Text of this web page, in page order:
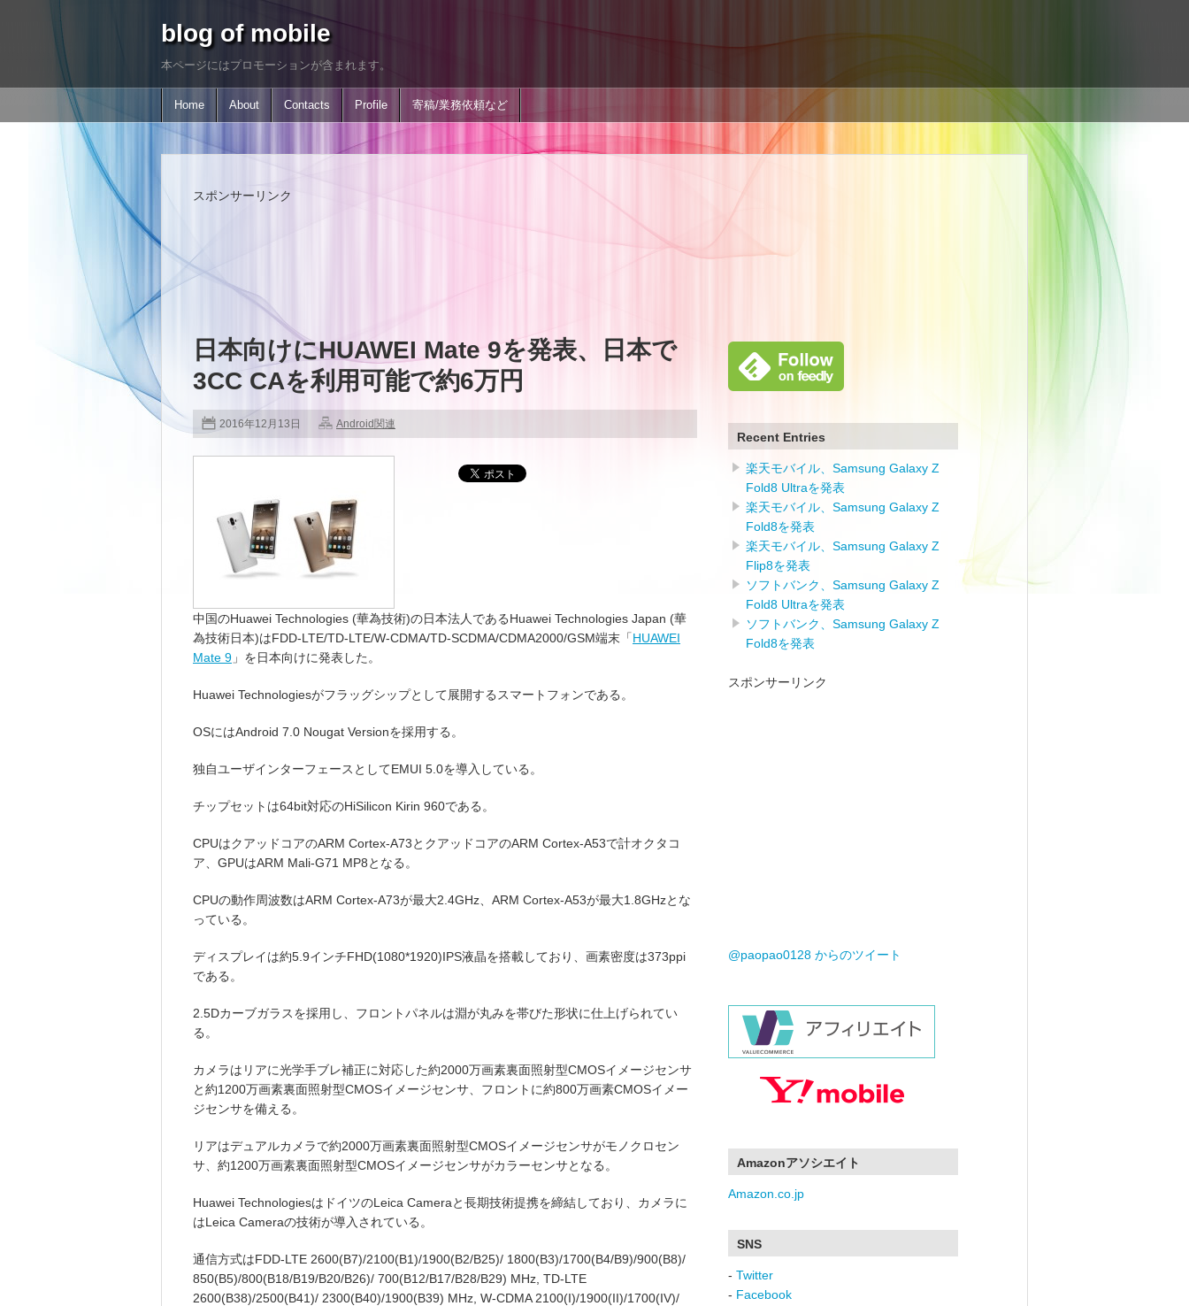
blog of mobile
本ページにはプロモーションが含まれます。
Home About Contacts Profile 寄稿/業務依頼など
スポンサーリンク
日本向けにHUAWEI Mate 9を発表、日本で
3CC CAを利用可能で約6万円
2016年12月13日 Android関連
中国のHuawei Technologies (華為技術)の日本法人であるHuawei Technologies Japan (華
為技術日本)はFDD-LTE/TD-LTE/W-CDMA/TD-SCDMA/CDMA2000/GSM端末「HUAWEI
Mate 9 」を日本向けに発表した。
Huawei Technologiesがフラッグシップとして展開するスマートフォンである。
OSにはAndroid 7.0 Nougat Versionを採用する。
独自ユーザインターフェースとしてEMUI 5.0を導入している。
チップセットは64bit対応のHiSilicon Kirin 960である。
CPUはクアッドコアのARM Cortex-A73とクアッドコアのARM Cortex-A53で計オクタコ
ア、GPUはARM Mali-G71 MP8となる。
CPUの動作周波数はARM Cortex-A73が最大2.4GHz、ARM Cortex-A53が最大1.8GHzとな
っている。
ディスプレイは約5.9インチFHD(1080*1920)IPS液晶を搭載しており、画素密度は373ppi
である。
2.5Dカーブガラスを採用し、フロントパネルは淵が丸みを帯びた形状に仕上げられてい
る。
カメラはリアに光学手ブレ補正に対応した約2000万画素裏面照射型CMOSイメージセンサ
と約1200万画素裏面照射型CMOSイメージセンサ、フロントに約800万画素CMOSイメー
ジセンサを備える。
リアはデュアルカメラで約2000万画素裏面照射型CMOSイメージセンサがモノクロセン
サ、約1200万画素裏面照射型CMOSイメージセンサがカラーセンサとなる。
Huawei TechnologiesはドイツのLeica Cameraと長期技術提携を締結しており、カメラに
はLeica Cameraの技術が導入されている。
通信方式はFDD-LTE 2600(B7)/2100(B1)/1900(B2/B25)/ 1800(B3)/1700(B4/B9)/900(B8)/
850(B5)/800(B18/B19/B20/B26)/ 700(B12/B17/B28/B29) MHz, TD-LTE
2600(B38)/2500(B41)/ 2300(B40)/1900(B39) MHz, W-CDMA 2100(I)/1900(II)/1700(IV)/
Recent Entries
楽天モバイル、Samsung Galaxy Z
Fold8 Ultraを発表
楽天モバイル、Samsung Galaxy Z
Fold8を発表
楽天モバイル、Samsung Galaxy Z
Flip8を発表
ソフトバンク、Samsung Galaxy Z
Fold8 Ultraを発表
ソフトバンク、Samsung Galaxy Z
Fold8を発表
スポンサーリンク
@paopao0128 からのツイート
Amazonアソシエイト
Amazon.co.jp
SNS
- Twitter
- Facebook